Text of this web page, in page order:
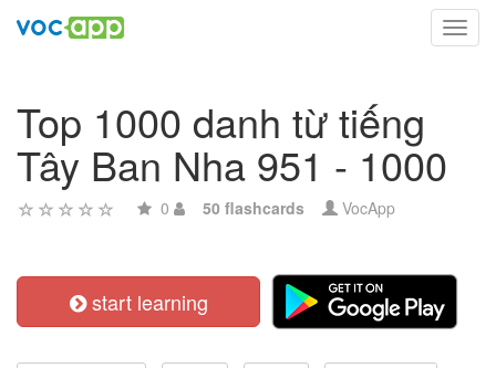
Top 1000 danh từ tiếng
Tây Ban Nha 951 - 1000
0 50 flashcards VocApp
start learning